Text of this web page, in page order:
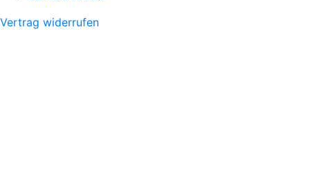
Vertrag widerrufen